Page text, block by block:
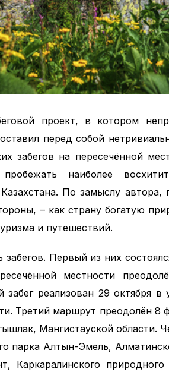
проект, в котором
перед собой
забегов на пересечённой
наиболее
По замыслу автора,
– как страну богатую
и путешествий.
Первый из них
местности
реализован 29 октября в
Третий маршрут преодолён 8
Мангистауской области.
парка Алтын-Эмель,
природного